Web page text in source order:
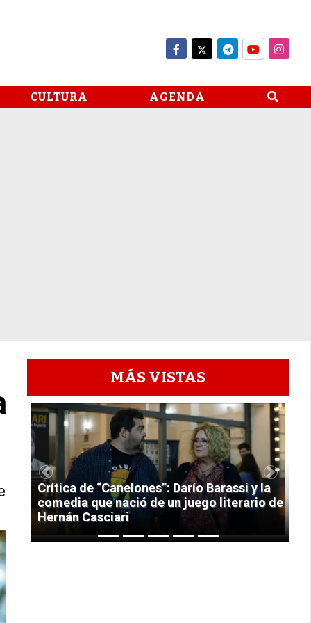
CULTURA AGENDA
MÁS VISTAS
1
Crítica de “Canelones”: Darío Barassi y la
comedia que nació de un juego literario de
Hernán Casciari
Previous Next